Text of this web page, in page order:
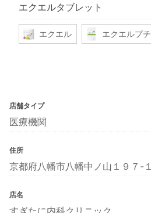
エクエルタブレット
エクエル エクエルプチ
店舗タイプ
医療機関
住所
京都府八幡市八幡中ノ山１９７-１
店名
すぎたに内科クリニック